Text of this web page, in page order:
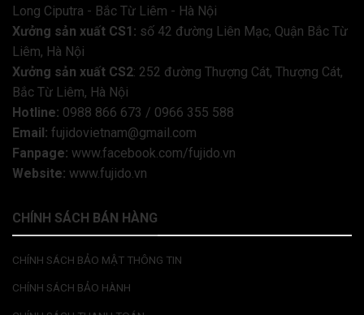
Long Ciputra - Bắc Từ Liêm - Hà Nội
Xưởng sản xuất CS1: số 42 đường Liên Mạc, Quận Bắc Từ
Liêm, Hà Nội
Xưởng sản xuất CS2: 252 đường Thượng Cát, Thượng Cát,
Bắc Từ Liêm, Hà Nội
Hotline: 0988 866 673 / 0966 355 588
Email: fujidovietnam@gmail.com
Fanpage: www.facebook.com/fujido.vn
Website: www.fujido.vn
CHÍNH SÁCH BÁN HÀNG
CHÍNH SÁCH BẢO MẬT THÔNG TIN
CHÍNH SÁCH BẢO HÀNH